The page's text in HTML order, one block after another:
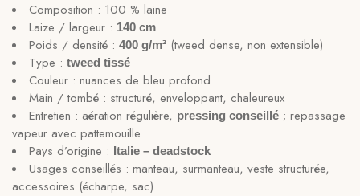
Composition : 100 % laine
Laize / largeur : 140 cm
Poids / densité : 400 g/m² (tweed dense, non extensible)
Type : tweed tissé
Couleur : nuances de bleu profond
Main / tombé : structuré, enveloppant, chaleureux
Entretien : aération régulière, pressing conseillé ; repassage
vapeur avec pattemouille
Pays d’origine : Italie – deadstock
Usages conseillés : manteau, surmanteau, veste structurée,
accessoires (écharpe, sac)